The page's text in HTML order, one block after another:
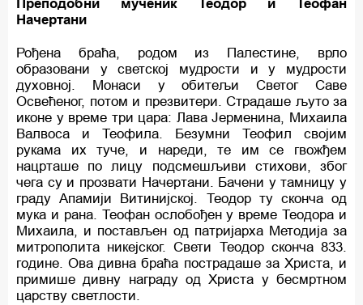
Преподобни мученик Теодор и Теофан
Начертани
Рођена браћа, родом из Палестине, врло
образовани у светској мудрости и у мудрости
духовној. Монаси у обитељи Светог Саве
Освећеног, потом и презвитери. Страдаше љуто за
иконе у време три цара: Лава Јерменина, Михаила
Валвоса и Теофила. Безумни Теофил својим
рукама их туче, и нареди, те им се гвожђем
нацрташе по лицу подсмешљиви стихови, због
чега су и прозвати Начертани. Бачени у тамницу у
граду Апамији Витинијској. Теодор ту сконча од
мука и рана. Теофан ослобођен у време Теодора и
Михаила, и постављен од патријарха Методија за
митрополита никејског. Свети Теодор сконча 833.
године. Ова дивна браћа пострадаше за Христа, и
примише дивну награду од Христа у бесмртном
царству светлости.